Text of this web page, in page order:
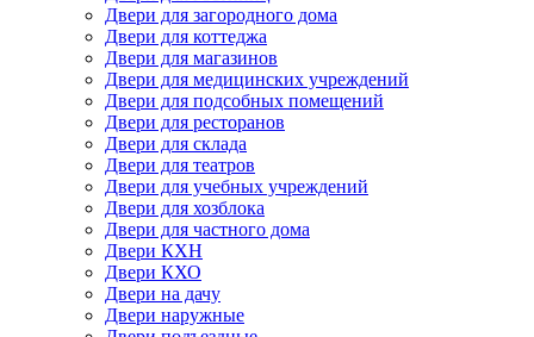
Двери для загородного дома
Двери для коттеджа
Двери для магазинов
Двери для медицинских учреждений
Двери для подсобных помещений
Двери для ресторанов
Двери для склада
Двери для театров
Двери для учебных учреждений
Двери для хозблока
Двери для частного дома
Двери КХН
Двери КХО
Двери на дачу
Двери наружные